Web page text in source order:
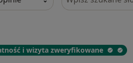
i wizyta zweryfikowane